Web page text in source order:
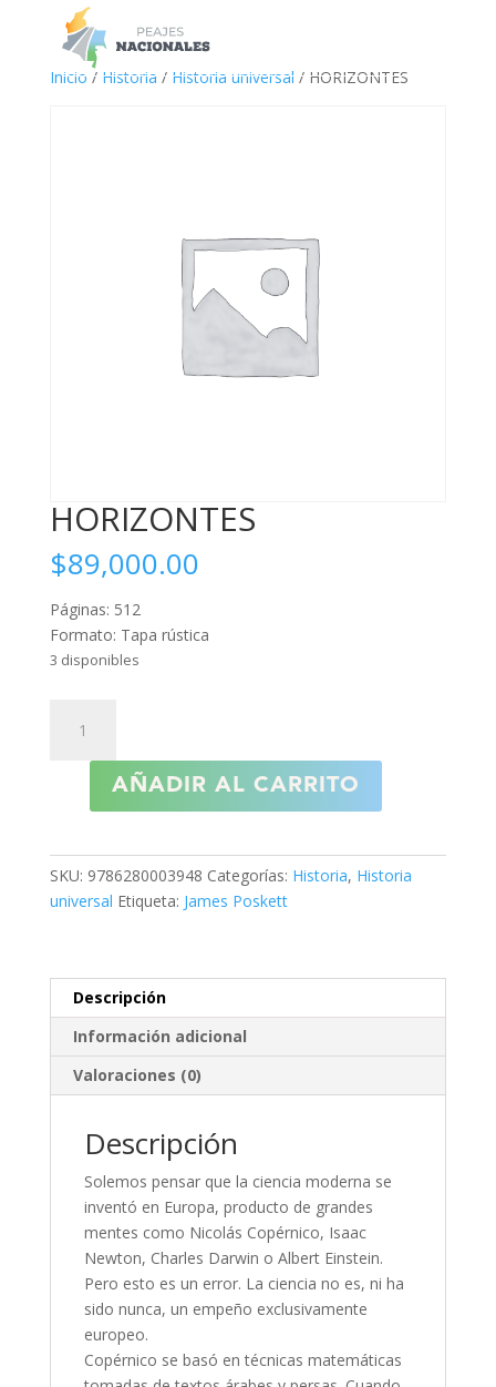
Inicio / Historia / Historia universal / HORIZONTES
HORIZONTES
$89,000.00
Páginas: 512
Formato: Tapa rústica
3 disponibles
cantidad
AÑADIR AL CARRITO
SKU: 9786280003948 Categorías: Historia, Historia
universal Etiqueta: James Poskett
Descripción
Información adicional
Valoraciones (0)
Descripción
Solemos pensar que la ciencia moderna se
inventó en Europa, producto de grandes
mentes como Nicolás Copérnico, Isaac
Newton, Charles Darwin o Albert Einstein.
Pero esto es un error. La ciencia no es, ni ha
sido nunca, un empeño exclusivamente
europeo.
Copérnico se basó en técnicas matemáticas